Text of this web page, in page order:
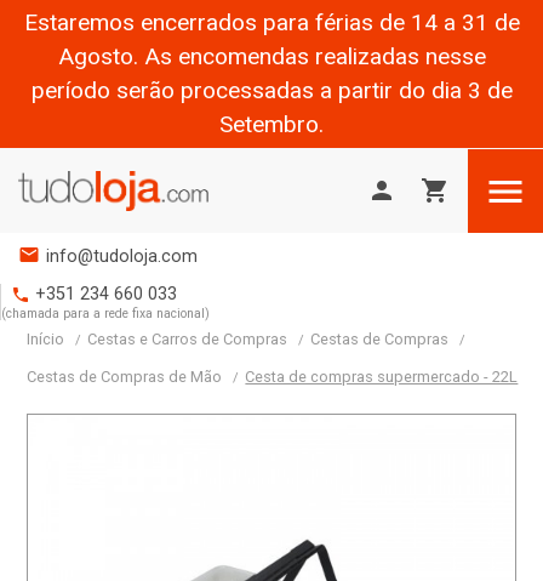
Estaremos encerrados para férias de 14 a 31 de
Agosto. As encomendas realizadas nesse
período serão processadas a partir do dia 3 de
Setembro.
person shopping_cart 
mail info@tudoloja.com
phone +351 234 660 033
(chamada para a rede fixa nacional)
Início Cestas e Carros de Compras Cestas de Compras
Cestas de Compras de Mão Cesta de compras supermercado - 22L